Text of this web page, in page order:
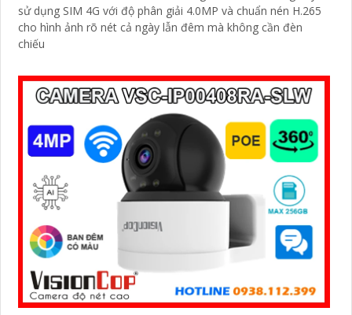
sử dụng SIM 4G với độ phân giải 4.0MP và chuẩn nén H.265
cho hình ảnh rõ nét cả ngày lẫn đêm mà không cần đèn
chiếu